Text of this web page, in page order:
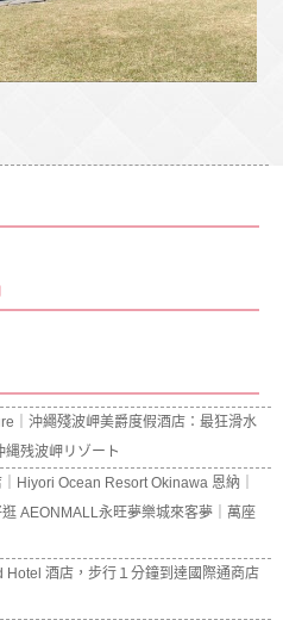
｜沖繩殘波岬美爵度假酒店：最狂滑水
残波岬リゾート
Hiyori Ocean Resort Okinawa 恩納｜
AEONMALL永旺夢樂城來客夢｜萬座
Hotel 酒店，步行１分鐘到達國際通商店